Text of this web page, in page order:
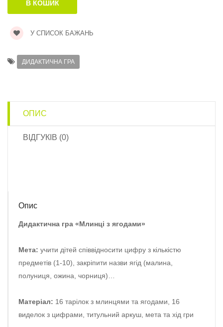
У СПИСОК БАЖАНЬ
ДИДАКТИЧНА ГРА
ОПИС
ВІДГУКІВ (0)
Опис
Дидактична гра «Млинці з ягодами»
Мета: учити дітей співвідносити цифру з кількістю
предметів (1-10), закріпити назви ягід (малина,
полуниця, ожина, чорниця)…
Матеріал: 16 тарілок з млинцями та ягодами, 16
виделок з цифрами, титульний аркуш, мета та хід гри